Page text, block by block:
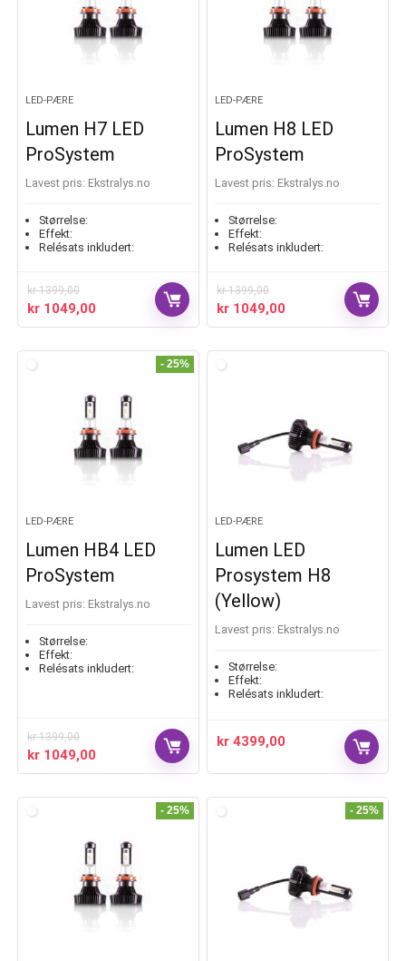
LED-PÆRE
Lumen H7 LED
ProSystem
Lavest pris: ekstralys.no
Størrelse:
Effekt:
Relésats inkludert:
kr1399,00
kr 1049,00
LED-PÆRE
Lumen H8 LED
ProSystem
Lavest pris: ekstralys.no
Størrelse:
Effekt:
Relésats inkludert:
kr1399,00
kr 1049,00
- 25%
LED-PÆRE
Lumen HB4 LED
ProSystem
Lavest pris: ekstralys.no
Størrelse:
Effekt:
Relésats inkludert:
kr1399,00
kr 1049,00
LED-PÆRE
Lumen LED
Prosystem H8
(Yellow)
Lavest pris: ekstralys.no
Størrelse:
Effekt:
Relésats inkludert:
kr 4399,00
- 25% - 25%